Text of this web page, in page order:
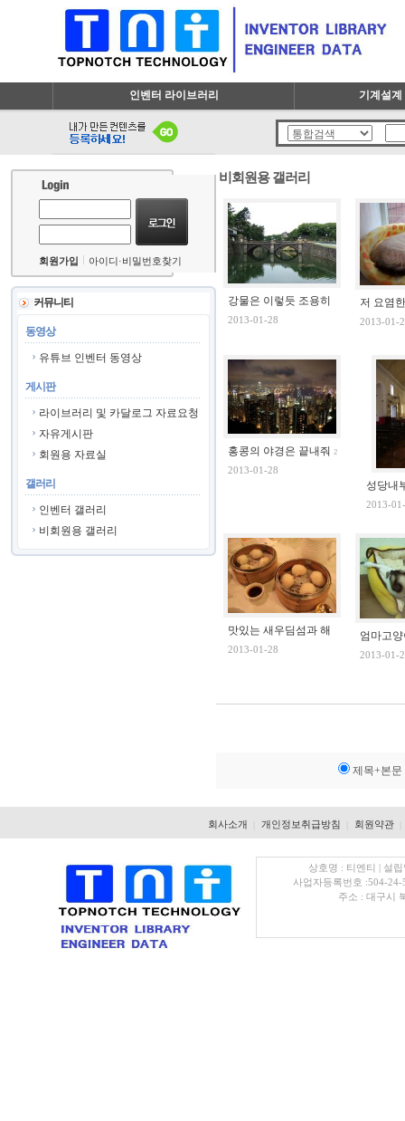
인벤터 라이브러리 기계설
회원가입 아이디·비밀번호찾기
커뮤니티
동영상
유튜브 인벤터 동영상
게시판
라이브러리 및 카달로그 자료요청
자유게시판
회원용 자료실
갤러리
인벤터 갤러리
비회원용 갤러리
비회원용 갤러리
강물은 이렇듯 조용히
2013-01-28
저 요염
2013-01-
홍콩의 야경은 끝내줘 2
2013-01-28
성당내
2013-
맛있는 새우딤섬과 해
2013-01-28
엄마고
2013-01-
제목+본문
회사소개 개인정보취급방침 회원약관
상호명 : 티엔티 | 설
사업자등록번호 :504-
주소 : 대구시